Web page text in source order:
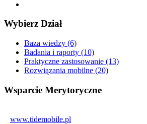
Wybierz Dział
Baza wiedzy (6)
Badania i raporty (10)
Praktyczne zastosowanie (13)
Rozwiązania mobilne (20)
Wsparcie Merytoryczne
www.tidemobile.pl